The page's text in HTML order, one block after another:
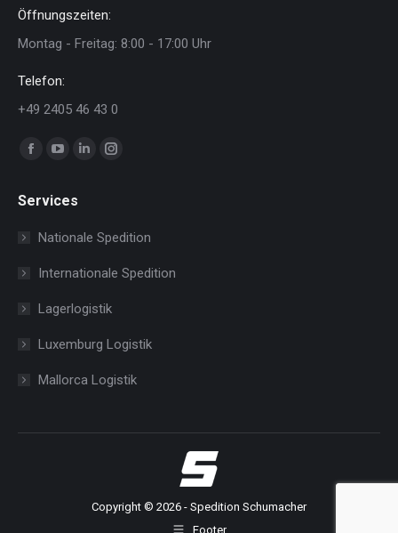
Öffnungszeiten:
Montag - Freitag: 8:00 - 17:00 Uhr
Telefon:
+49 2405 46 43 0
Finden Sie uns auf:
opens
in
window
YouTube
opens
in
window
Linkedin
in
window
Instagram
window
Services
Nationale Spedition
Internationale Spedition
Lagerlogistik
Luxemburg Logistik
Mallorca Logistik
Copyright © 2026 - Spedition Schumacher
Footer